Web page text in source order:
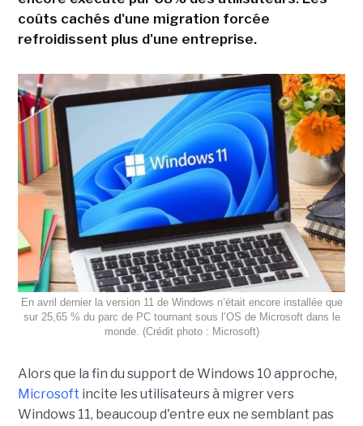
coûts cachés d'une migration forcée
refroidissent plus d'une entreprise.
En avril dernier la version 11 de Windows n’était encore installée que
sur 25,65 % du parc de PC tournant sous l’OS de Microsoft dans le
monde. (Crédit photo : Microsoft)
Alors que la fin du support de Windows 10 approche,
Microsoft incite les utilisateurs à migrer vers
Windows 11, beaucoup d'entre eux ne semblant pas